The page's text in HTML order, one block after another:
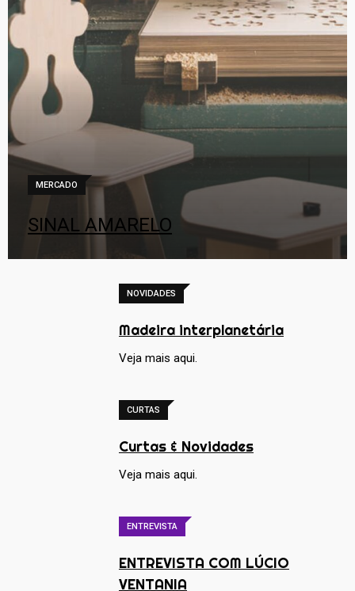
MERCADO
SINAL AMARELO
NOVIDADES
Madeira interplanetária
Veja mais aqui.
CURTAS
Curtas & Novidades
Veja mais aqui.
ENTREVISTA
ENTREVISTA COM LÚCIO
VENTANIA